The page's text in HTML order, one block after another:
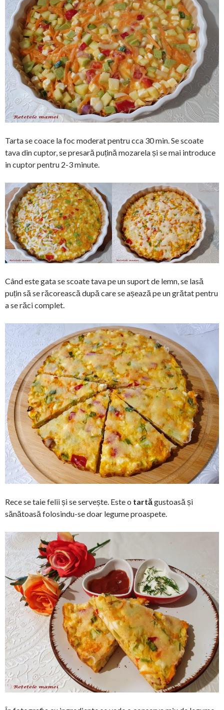
Tarta se coace la foc moderat pentru cca 30 min. Se scoate
tava din cuptor, se presară puțină mozarela și se mai introduce
in cuptor pentru 2-3 minute.
Când este gata se scoate tava pe un suport de lemn, se lasă
puțin să se răcorească după care se așează pe un grătat pentru
a se răci complet.
Rece se taie felii și se servește. Este o tartă gustoasă și
sănătoasă folosindu-se doar legume proaspete.